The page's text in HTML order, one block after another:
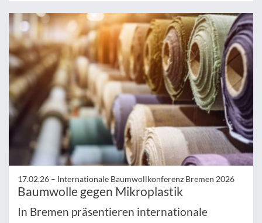
17.02.26 – Internationale Baumwollkonferenz Bremen 2026
Baumwolle gegen Mikroplastik
In Bremen präsentieren internationale